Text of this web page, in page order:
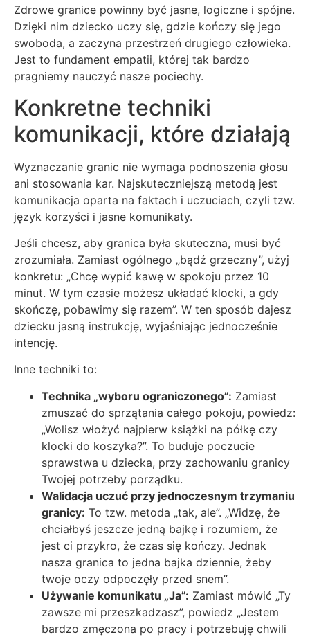
Zdrowe granice powinny być jasne, logiczne i spójne.
Dzięki nim dziecko uczy się, gdzie kończy się jego
swoboda, a zaczyna przestrzeń drugiego człowieka.
Jest to fundament empatii, której tak bardzo
pragniemy nauczyć nasze pociechy.
Konkretne techniki
komunikacji, które działają
Wyznaczanie granic nie wymaga podnoszenia głosu
ani stosowania kar. Najskuteczniejszą metodą jest
komunikacja oparta na faktach i uczuciach, czyli tzw.
język korzyści i jasne komunikaty.
Jeśli chcesz, aby granica była skuteczna, musi być
zrozumiała. Zamiast ogólnego „bądź grzeczny”, użyj
konkretu: „Chcę wypić kawę w spokoju przez 10
minut. W tym czasie możesz układać klocki, a gdy
skończę, pobawimy się razem”. W ten sposób dajesz
dziecku jasną instrukcję, wyjaśniając jednocześnie
intencję.
Inne techniki to:
Technika „wyboru ograniczonego”: Zamiast
zmuszać do sprzątania całego pokoju, powiedz:
„Wolisz włożyć najpierw książki na półkę czy
klocki do koszyka?”. To buduje poczucie
sprawstwa u dziecka, przy zachowaniu granicy
Twojej potrzeby porządku.
Walidacja uczuć przy jednoczesnym trzymaniu
granicy: To tzw. metoda „tak, ale”. „Widzę, że
chciałbyś jeszcze jedną bajkę i rozumiem, że
jest ci przykro, że czas się kończy. Jednak
nasza granica to jedna bajka dziennie, żeby
twoje oczy odpoczęły przed snem”.
Używanie komunikatu „Ja”: Zamiast mówić „Ty
zawsze mi przeszkadzasz”, powiedz „Jestem
bardzo zmęczona po pracy i potrzebuję chwili